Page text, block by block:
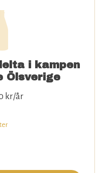
i kampen
kr/år